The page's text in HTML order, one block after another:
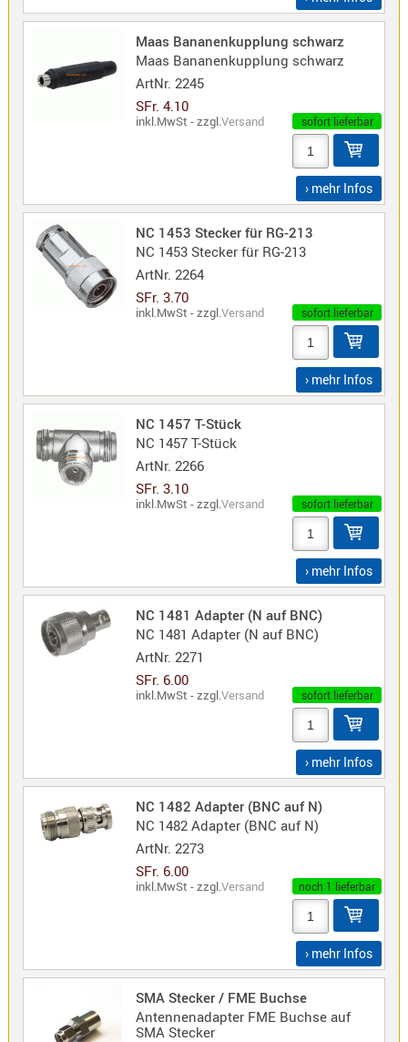
Maas Bananenkupplung schwarz
Maas Bananenkupplung schwarz
ArtNr. 2245
SFr. 4.10
inkl.MwSt - zzgl.Versand sofort lieferbar
› mehr Infos
NC 1453 Stecker für RG-213
NC 1453 Stecker für RG-213
ArtNr. 2264
SFr. 3.70
inkl.MwSt - zzgl.Versand sofort lieferbar
› mehr Infos
NC 1457 T-Stück
NC 1457 T-Stück
ArtNr. 2266
SFr. 3.10
inkl.MwSt - zzgl.Versand sofort lieferbar
› mehr Infos
NC 1481 Adapter (N auf BNC)
NC 1481 Adapter (N auf BNC)
ArtNr. 2271
SFr. 6.00
inkl.MwSt - zzgl.Versand sofort lieferbar
› mehr Infos
NC 1482 Adapter (BNC auf N)
NC 1482 Adapter (BNC auf N)
ArtNr. 2273
SFr. 6.00
inkl.MwSt - zzgl.Versand noch 1 lieferbar
› mehr Infos
SMA Stecker / FME Buchse
Antennenadapter FME Buchse auf
SMA Stecker